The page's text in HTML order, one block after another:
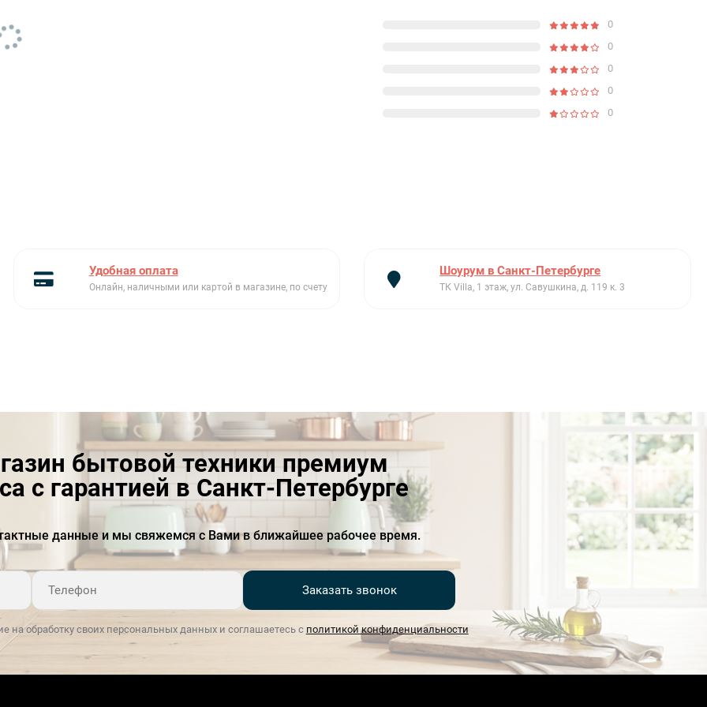
Максимальная загрузка
Вес нетто/брутто 11.1 кг
0
0
0
0
0
Удобная оплата
Онлайн, наличными или картой в магазине, по счету
Шоурум в Санкт-Петербурге
ТК Villa, 1 этаж, ул. Савушкина, д. 119 к. 3
бытовой техники премиум
с гарантией в Санкт-Петербурге
данные и мы свяжемся с Вами в ближайшее рабочее время.
Заказать звонок
на обработку своих персональных данных и соглашаетесь с политикой конфиденциальности